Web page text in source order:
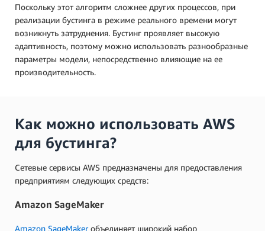
Поскольку этот алгоритм сложнее других процессов, при
реализации бустинга в режиме реального времени могут
возникнуть затруднения. Бустинг проявляет высокую
адаптивность, поэтому можно использовать разнообразные
параметры модели, непосредственно влияющие на ее
производительность.
Как можно использовать AWS
для бустинга?
Сетевые сервисы AWS предназначены для предоставления
предприятиям следующих средств:
Amazon SageMaker
Amazon SageMakerобъединяет широкий набор